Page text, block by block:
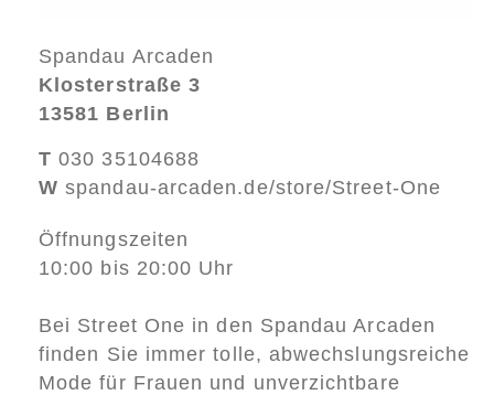
Spandau Arcaden
Klosterstraße 3
13581 Berlin
T030 35104688
W spandau-arcaden.de/store/Street-One
Öffnungszeiten
10:00 bis 20:00 Uhr
Bei Street One in den Spandau Arcaden
finden Sie immer tolle, abwechslungsreiche
Mode für Frauen und unverzichtbare